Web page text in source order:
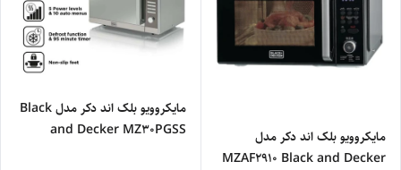
مایکروویو بلک اند دکر مدل
MZAF2910 Black and Decker
مایکروویو بلک اند دکر مدل Black
and Decker MZ30PGSS